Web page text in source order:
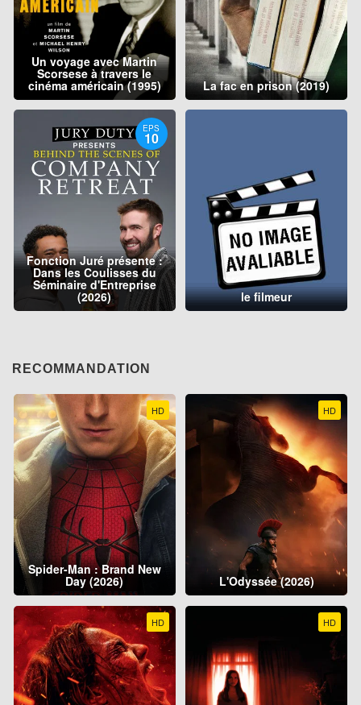
Un voyage avec Martin
Scorsese à travers le
cinéma américain (1995) La fac en prison (2019)
EPS
10
Fonction Juré présente :
Dans les Coulisses du
Séminaire d'Entreprise
(2026) le filmeur
RECOMMANDATION
HD
Spider-Man : Brand New
Day (2026)
HD
L'Odyssée (2026)
HD HD